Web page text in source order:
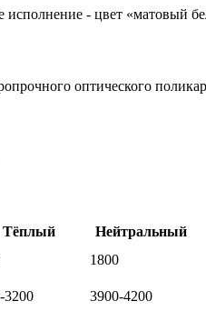
- цвет «матовый
оптического
Тёплый
Нейтральный
1800
3200
3900-4200